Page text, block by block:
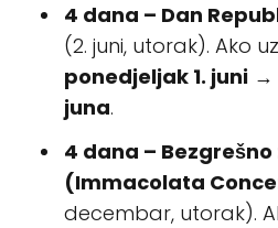
4 dana – Dan
(2. juni, utorak). Ako
ponedjeljak 1. juni →
juna.
4 dana – Bezgrešno
(Immacolata
decembar, utorak).